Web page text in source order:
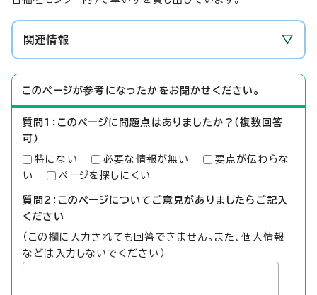
関連情報
このページが参考になったかをお聞かせください。
質問1：このページに問題点はありましたか？（複数回答
可）
特にない 必要な情報が無い
要点が伝わらな
い
ページを探しにくい
質問2：このページについてご意見がありましたらご記入
ください
（この欄に入力されても回答できません。また、個人情報
などは入力しないでください）